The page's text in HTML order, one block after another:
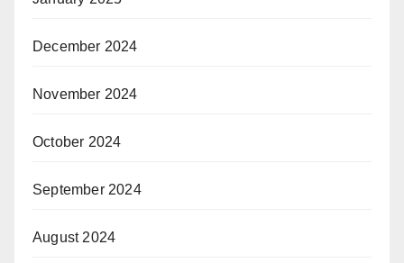
December 2024
November 2024
October 2024
September 2024
August 2024